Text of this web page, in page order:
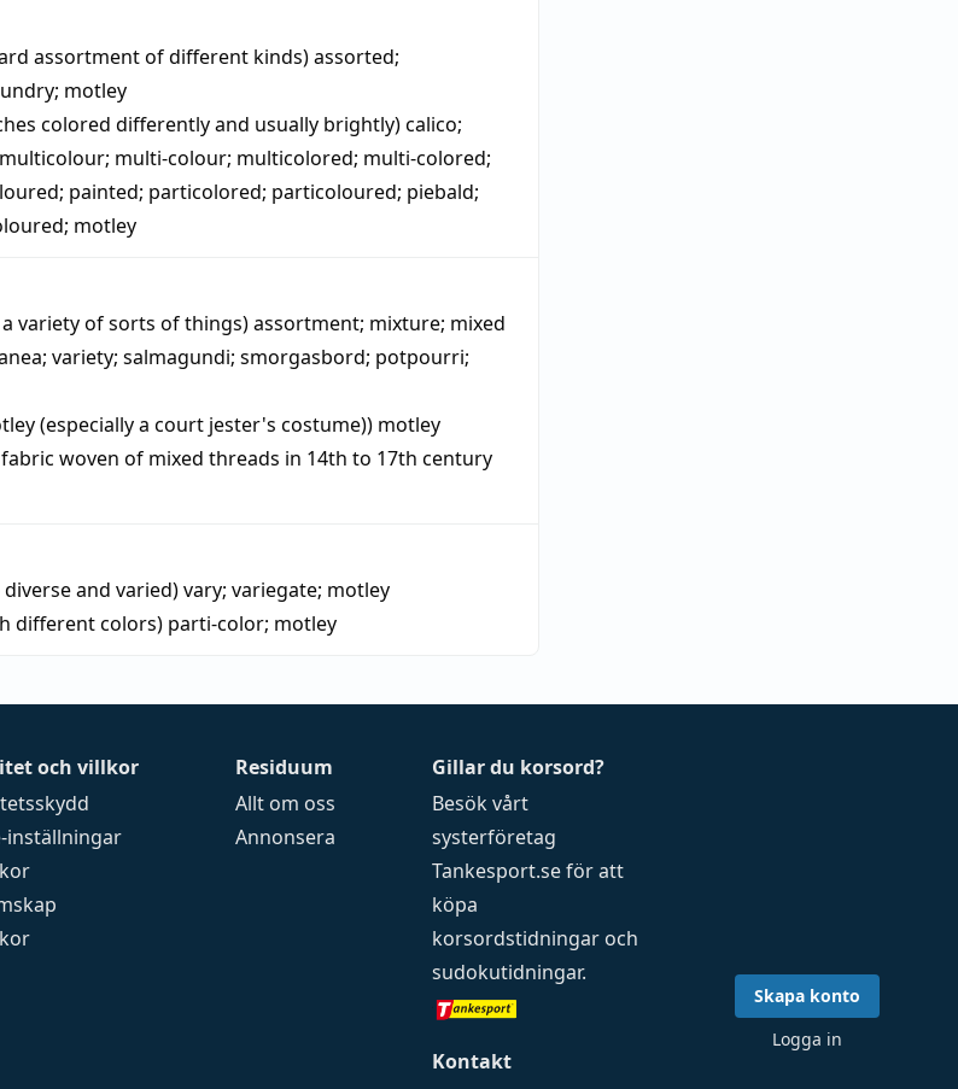
assortment of different kinds)assorted;
; motley
colored differently and usually brightly)calico;
multicolour; multi-colour; multicolored; multi-colored;
; painted; particolored; particoloured; piebald;
; motley
variety of sorts of things)assortment; mixture; mixed
; variety; salmagundi; smorgasbord; potpourri;
(especially a court jester's costume)) motley
woven of mixed threads in 14th to 17th century
and varied)vary; variegate; motley
different colors) parti-color; motley
och villkor
inställningar
Residuum
Allt om oss
Annonsera
Gillar du korsord?
Besök vårt
systerföretag
Tankesport.seför att
köpa
korsordstidningar och
sudokutidningar.
Kontakt
Skapa konto
Logga in